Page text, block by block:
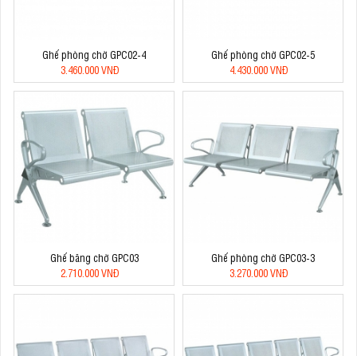
Ghế phòng chờ GPC02-4
3.460.000 VNĐ
Ghế phòng chờ GPC02-5
4.430.000 VNĐ
Ghế băng chờ GPC03
2.710.000 VNĐ
Ghế phòng chờ GPC03-3
3.270.000 VNĐ